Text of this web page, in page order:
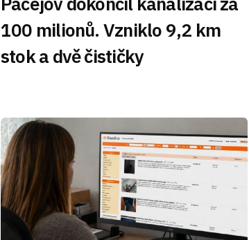
100 milionů. Vzniklo 9,2 km
stok a dvě čističky